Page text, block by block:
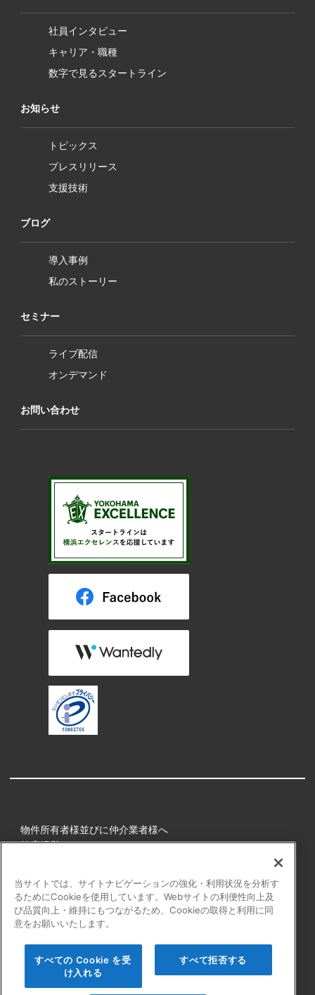
社員インタビュー
キャリア・職種
数字で見るスタートライン
お知らせ
トピックス
プレスリリース
支援技術
ブログ
導入事例
私のストーリー
セミナー
ライブ配信
オンデマンド
お問い合わせ
物件所有者様並びに仲介業者様へ
健康経営
プライバシーポリシー
障害者の表記について
よくある質問
当サイトでは、サイトナビゲーションの強化・利用状況を分析す
るためにCookieを使用しています。Webサイトの利便性向上及
び品質向上・維持にもつながるため、Cookieの取得と利用に同
意をお願いいたします。
すべての Cookie を受
け入れる
すべて拒否する